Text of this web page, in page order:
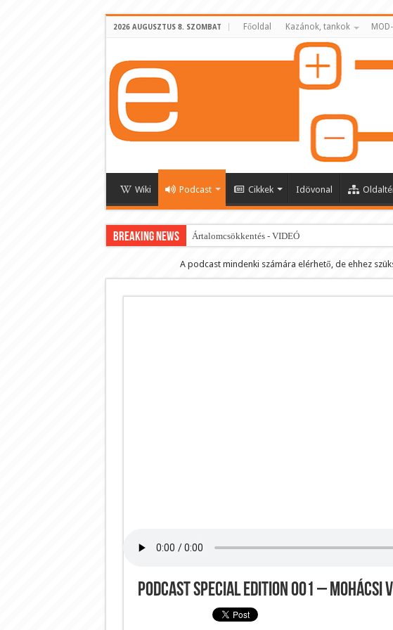
2026 AUGUSZTUS 8. SZOMBAT Főoldal Kazánok, tankok
Wiki Podcast Cikkek Idövonal
BREAKING NEWS Ártalomcsökkentés - VIDEÓ
E-cigi használati szokások 2.0
Android Podcast alkalmazás letöltése
A podcast mindenki számára elérhető, de ehhez
Podcast Special Edition 001 – Mohácsi